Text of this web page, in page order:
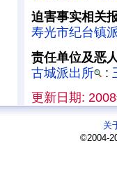
迫害事实相关
寿光市纪台镇
责任单位及恶
古城派出所
:
更新日期:
关
©2004-